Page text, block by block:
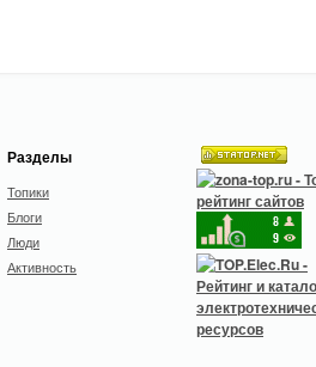
Разделы
Топики
Блоги
Люди
Активность